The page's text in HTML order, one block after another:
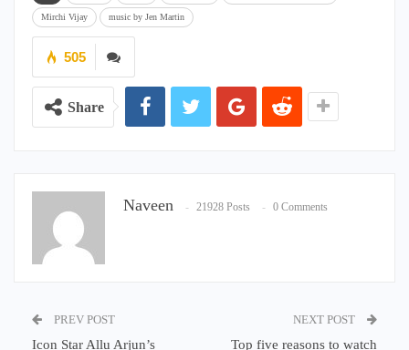
Mirchi Vijay music by Jen Martin
505
Share
Naveen 21928 Posts 0 Comments
PREV POST
Icon Star Allu Arjun’s
NEXT POST
Top five reasons to watch